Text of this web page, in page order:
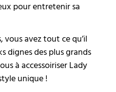
pour entretenir sa
vous avez tout ce qu’il
dignes des plus grands
à accessoiriser Lady
unique !